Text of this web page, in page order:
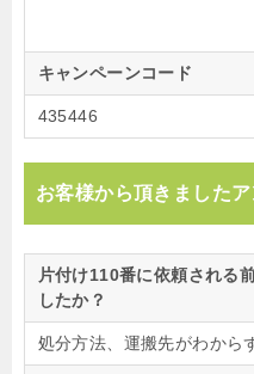
キャンペーンコード
435446
お客様から頂きました
片付け110番に依頼される
したか？
処分方法、運搬先がわから